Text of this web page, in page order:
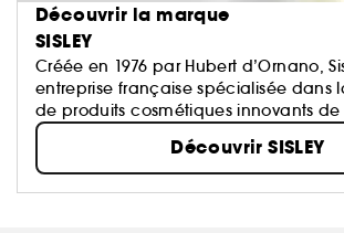
Découvrir la marque
SISLEY
Créée en 1976 par Hubert d’Ornano,
entreprise française spécialisée dans
de produits cosmétiques innovants de
qualité...
Découvrir SISLEY